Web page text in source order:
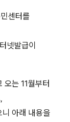
센터를
넷발급이
는 11월부터
아래 내용을